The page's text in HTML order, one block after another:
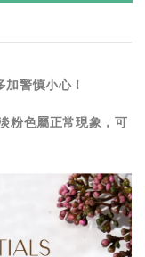
加警慎小心！
粉色屬正常現象，可